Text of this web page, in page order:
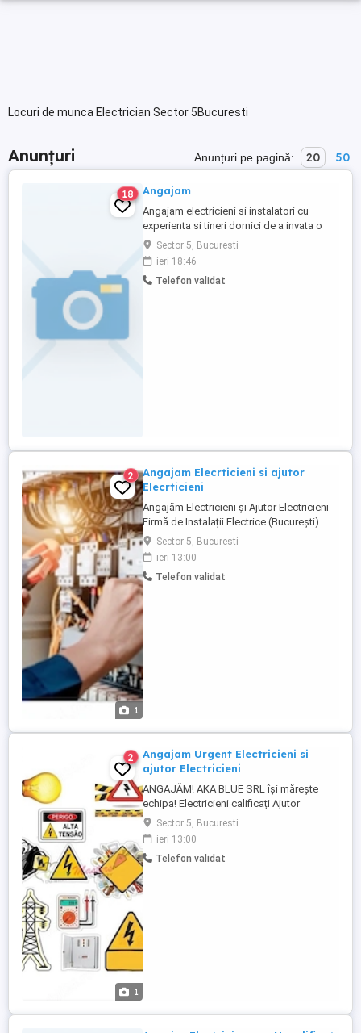
Locuri de munca Electrician Sector 5Bucuresti
Anunțuri Anunțuri pe pagină: 20 50
18 Angajam
Angajam electricieni si instalatori cu
experienta si tineri dornici de a invata o
meserie , pentru lucrari de santier. Program
full time . E-mail : Tel:
Sector 5, Bucuresti
ieri 18:46
Telefon validat
1
2
Angajam Elecrticieni si ajutor
Elecrticieni
Angajăm Electricieni și Ajutor Electricieni
Firmă de Instalații Electrice (București)
Firmă de instalații electrice cu activitate în
București și Ilfov angajează: Electricieni
calificați Ajutor Electricieni (cu sau fără
experiență) Domenii de activitate: Instalații
Sector 5, Bucuresti
ieri 13:00
Telefon validat
1
2
Angajam Urgent Electricieni si
ajutor Electricieni
ANGAJĂM! AKA BLUE SRL își mărește
echipa! Electricieni calificați Ajutor
electricieni (cu sau fără experiență) Salariu
atractiv, în funcție de experiență și
implicare Contract de muncă pe perioadă
nedeterminată Echipament de lucru
Sector 5, Bucuresti
ieri 13:00
Telefon validat